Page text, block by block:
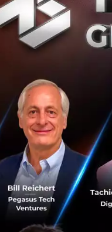
จะขอยกตัวอย่างจากที่เร
ช่วยให้เรา Deploy ระบ
เป็น Staging และ
ที่จะนำไปใช้กับบริการห
ระบบหลัก เมื่อทดสอบเส
รองรับการ scale
การใช้บริการแบ่งเป็น
ใช้งาน ในอนาคตเราจ
users และจำนวนข้อมูล
ที่เหมาะสมได้ทันที